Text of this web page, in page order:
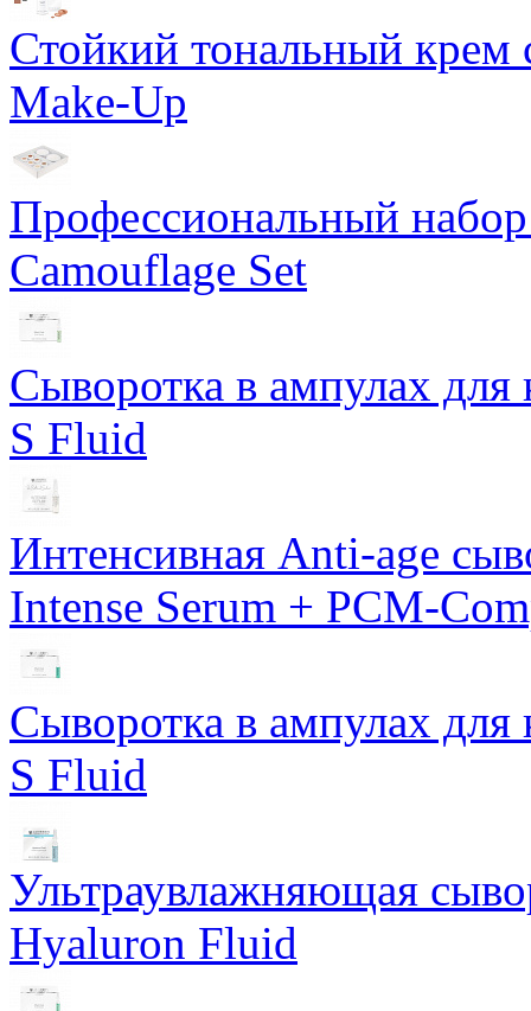
Стойкий тональный
Make-Up
Профессиональный
Camouflage Set
Сыворотка в ампулах для
S Fluid
Интенсивная Anti-age
Intense Serum + PCM-
Сыворотка в ампулах для
S Fluid
Ультраувлажняющая
Hyaluron Fluid